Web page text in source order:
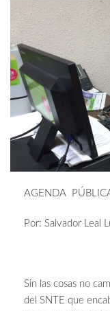
AGENDA
Por: Salvador Leal
Sin las cosas no
del SNTE que